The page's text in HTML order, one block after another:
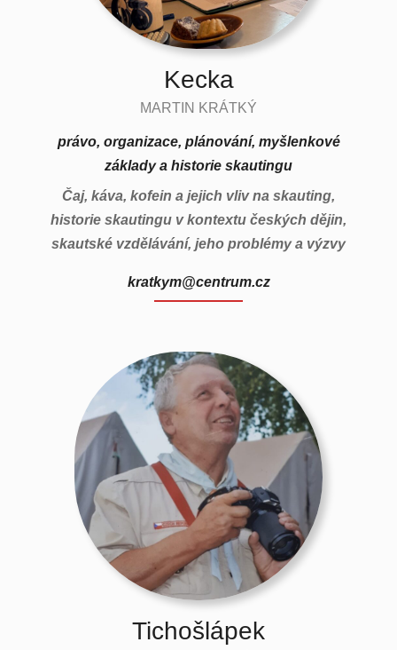
Kecka
MARTIN KRÁTKÝ
právo, organizace, plánování, myšlenkové
základy a historie skautingu
Čaj, káva, kofein a jejich vliv na skauting,
historie skautingu v kontextu českých dějin,
skautské vzdělávání, jeho problémy a výzvy
kratkym@centrum.cz
Tichošlápek